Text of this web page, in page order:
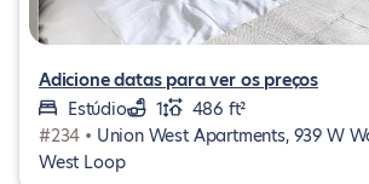
Adicione datas para ver os preços
Estúdio
1
486 ft²
#234 • Union West Apartments, 939 W
West Loop